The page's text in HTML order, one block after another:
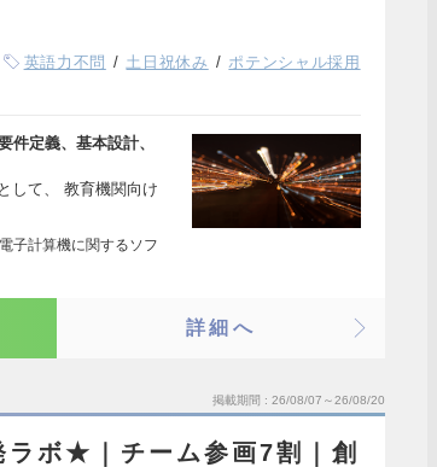
英語力不問 土日祝休み
ポテンシャル採用
件定義、基本設計、
して、 教育機関向け
子計算機に関するソフ
詳細へ
掲載期間 26/08/07～26/08/20
ボ★｜チーム参画7割｜創